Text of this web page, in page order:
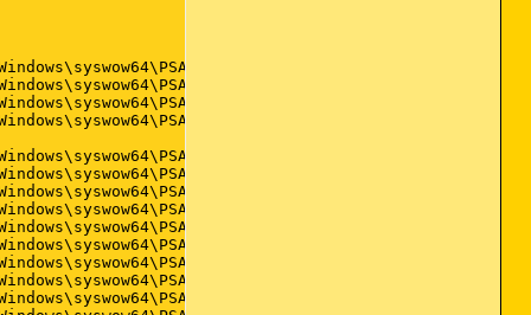
E8239BE49D9F}) (Version: 4.5.0 - Corel Corporation)
1.20.0.00 - Lenovo Group Limited)
- Frank Snow)
(Version: 2.13.0 - Lenovo)
(Version: 1.00 - )
Thüringen)
Inc.)
- Forex Tester Software)
Converter_is1) (Version: 3.12.0.128 - DVDVideoSoft
7.1.2.2041 - Google)